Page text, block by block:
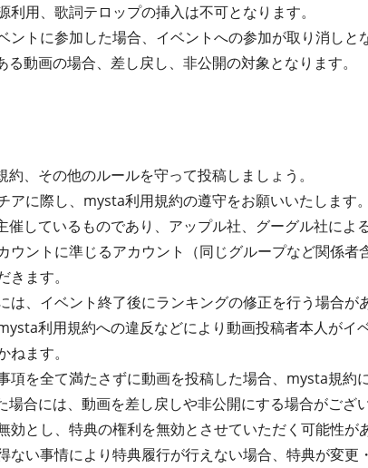
用、歌詞テロップの挿入は不可となります。
トに参加した場合、イベントへの参加が取り消しと
動画の場合、差し戻し、非公開の対象となります。
、その他のルールを守って投稿しましょう。
に際し、mysta利用規約の遵守をお願いいたします。
しているものであり、アップル社、グーグル社によ
ウントに準じるアカウント（同じグループなど関係者
ます。
、イベント終了後にランキングの修正を行う場合が
利用規約への違反などにより動画投稿者本人がイ
ます。
項を全て満たさずに動画を投稿した場合、mysta規約
合には、動画を差し戻しや非公開にする場合がござ
とし、特典の権利を無効とさせていただく可能性が
ない事情により特典履行が行えない場合、特典が変更